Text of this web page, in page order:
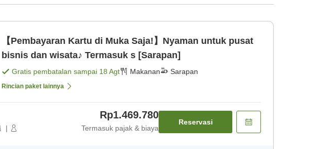
【Pembayaran Kartu di Muka Saja!】Nyaman untuk pusat
bisnis dan wisata♪ Termasuk s [Sarapan]
Gratis pembatalan sampai 18 Agt Makanan Sarapan
Rincian paket lainnya
|
Rp1.469.780
Termasuk pajak & biaya
Reservasi